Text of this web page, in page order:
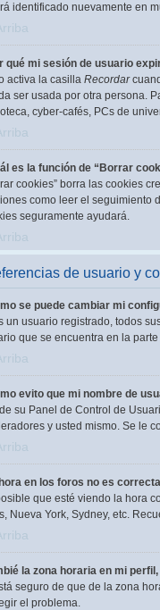
identificado nuevamente en
qué mi sesión de usuario
activa la casilla Recordar
ser usada por otra persona.
cyber-cafés, PCs de
es la función de “Borrar
cookies” borra las cookies
como leer el seguimiento
seguramente ayudará.
de usuario y
se puede cambiar mi
un usuario registrado, todos
que se encuentra en la
evito que mi nombre de
su Panel de Control de
y usted mismo. Se le
hora en los foros no es
que esté viendo la hora
Nueva York, Sydney, etc.
la zona horaria en mi
seguro de que de la zona
el problema.